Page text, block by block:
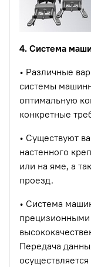
4. Система
• Различные
системы
оптимальную
конкретные
• Существуют
настенного
или на яме, а
проезд.
• Система
Передача